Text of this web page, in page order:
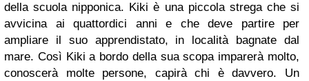
della scuola nipponica. Kiki è una piccola strega che si
avvicina ai quattordici anni e che deve partire per
ampliare il suo apprendistato, in località bagnate dal
mare. Così Kiki a bordo della sua scopa imparerà molto,
conoscerà molte persone, capirà chi è davvero. Un